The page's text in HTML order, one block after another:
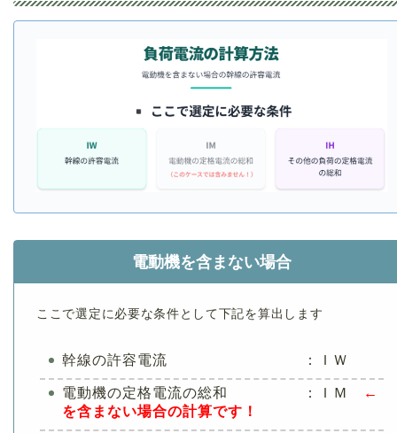
電動機を含まない場合
ここで選定に必要な条件として下記を算出します
幹線の許容電流 ：ＩＷ
電動機の定格電流の総和 ：ＩＭ
←
を含まない場合の計算です！